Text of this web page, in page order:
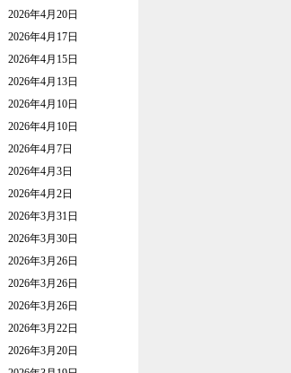
2026年4月20日
2026年4月17日
2026年4月15日
2026年4月13日
2026年4月10日
2026年4月10日
2026年4月7日
2026年4月3日
2026年4月2日
2026年3月31日
2026年3月30日
2026年3月26日
2026年3月26日
2026年3月26日
2026年3月22日
2026年3月20日